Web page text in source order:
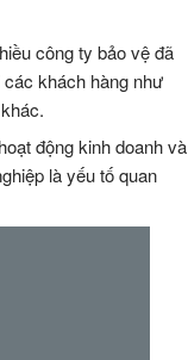
công ty bảo vệ đã
khách hàng như
động kinh doanh và
là yếu tố quan